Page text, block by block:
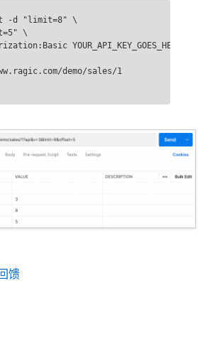
-d "limit=8" \
\
YOUR_API_KEY_GOES_HERE" \
demo/sales/1
馈